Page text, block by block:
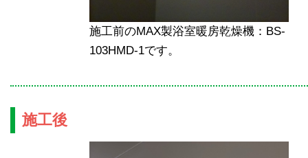
施工前のMAX製浴室暖房乾燥機：BS-
103HMD-1です。
施工後